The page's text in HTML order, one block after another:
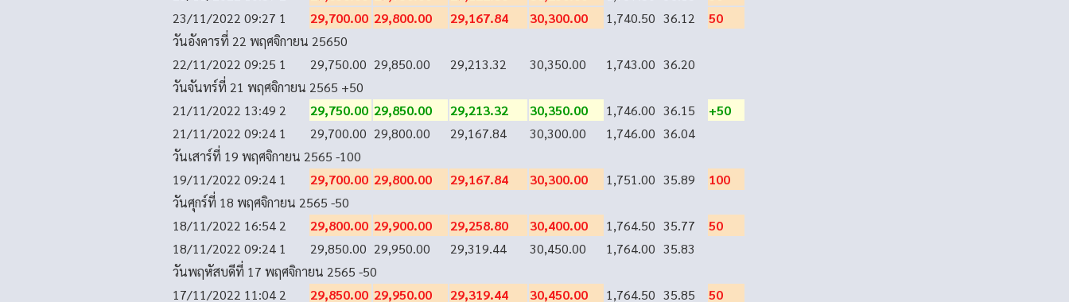
23/11/2022 09:27 1 29,700.00 29,800.00 29,167.84 30,300.00 1,740.50 36.12
50
วันอังคารที่ 22 พฤศจิกายน 25650
22/11/2022 09:25 1 29,750.00 29,850.00 29,213.32 30,350.00 1,743.00 36.20
วันจันทร์ที่ 21 พฤศจิกายน 2565 +50
21/11/2022 13:49 2 29,750.00 29,850.00 29,213.32 30,350.00 1,746.00 36.15
+50
21/11/2022 09:24 1 29,700.00 29,800.00 29,167.84 30,300.00 1,746.00 36.04
วันเสาร์ที่ 19 พฤศจิกายน 2565 -100
19/11/2022 09:24 1 29,700.00 29,800.00 29,167.84 30,300.00 1,751.00 35.89
100
วันศุกร์ที่ 18 พฤศจิกายน 2565 -50
18/11/2022 16:54 2 29,800.00 29,900.00 29,258.80 30,400.00 1,764.50 35.77
50
18/11/2022 09:24 1 29,850.00 29,950.00 29,319.44 30,450.00 1,764.00 35.83
วันพฤหัสบดีที่ 17 พฤศจิกายน 2565 -50
17/11/2022 11:04 2 29,850.00 29,950.00 29,319.44 30,450.00 1,764.50 35.85
50